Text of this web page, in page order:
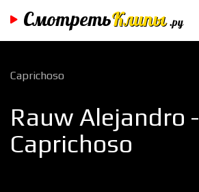
СмотретьКлипы .ру
Caprichoso
Rauw Alejandro -
Caprichoso